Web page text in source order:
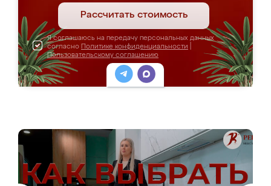
Рассчитать стоимость
Я соглашаюсь на передачу персональных данных
согласно Политике конфиденциальности
Пользовательскому соглашению